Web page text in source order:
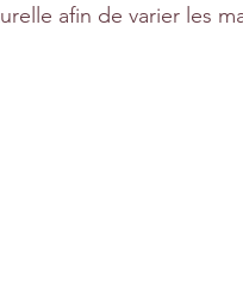
afin de varier les